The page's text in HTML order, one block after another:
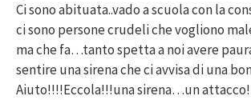
Ci sono abituata..vado a scuola con la
ci sono persone crudeli che vogliono
ma che fa…tanto spetta a noi avere
sentire una sirena che ci avvisa di una
Aiuto!!!!Eccola!!!una sirena…un